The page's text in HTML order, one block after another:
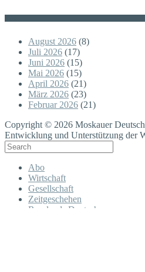
August 2026 (8)
Juli 2026 (17)
Juni 2026 (15)
Mai 2026 (15)
April 2026 (21)
März 2026 (23)
Februar 2026 (21)
Copyright © 2026 Moskauer
Entwicklung und Unterstützung der
Abo
Wirtschaft
Gesellschaft
Zeitgeschehen
Russlands Deutsche